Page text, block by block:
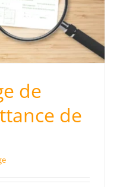
de
de